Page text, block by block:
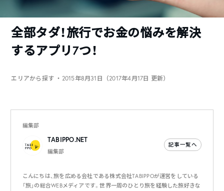
全部タダ！旅行でお金の悩みを解決
するアプリ7つ！
エリアから探す ・2015年8月31日（2017年4月17日 更新）
編集部
TABIPPO.NET
編集部
記事一覧へ
こんにちは、旅を広める会社である株式会社TABIPPOが運営をしている
「旅」の総合WEBメディアです。世界一周のひとり旅を経験した旅好きな